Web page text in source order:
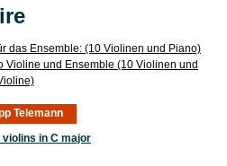
das Ensemble: (10 Violinen und Piano)
Violine und Ensemble (10 Violinen und
Telemann
in C major